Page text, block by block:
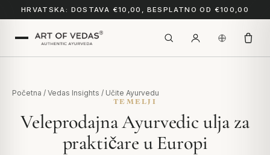
HRVATSKA: DOSTAVA €10,00, BESPLATNO OD €100,00
Početna / Vedas Insights / Učite Ayurvedu
TEMELJI
Veleprodajna Ayurvedic ulja za
praktičare u Europi